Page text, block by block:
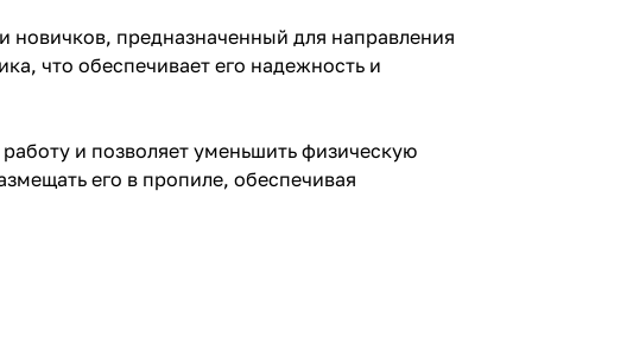
новичков, предназначенный для направления
что обеспечивает его надежность и
и позволяет уменьшить физическую
его в пропиле, обеспечивая